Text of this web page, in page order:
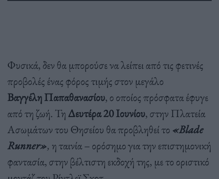
Φυσικά, δεν θα μπορούσε να λείπει από τις φετινές
προβολές ένας φόρος τιμής στον μεγάλο
ΒαγγέληΠαπαθανασίου, ο οποίος πρόσφατα έφυγε
από τη ζωή. Τη Δευτέρα 20 Ιουνίου, στην Πλατεία
Ασωμάτων του Θησείου θα προβληθεί το «Blade
Runner», η ταινία – ορόσημο για την επιστημονική
φαντασία, στην βέλτιστη εκδοχή της, με το οριστικό